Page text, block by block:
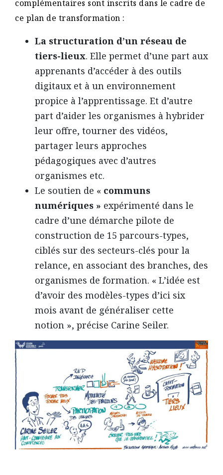
complémentaires sont inscrits dans le cadre de
ce plan de transformation :
La structuration d’un réseau de
tiers-lieux. Elle permet d’une part aux
apprenants d’accéder à des outils
digitaux et à un environnement
propice à l’apprentissage. Et d’autre
part d’aider les organismes à hybrider
leur offre, tourner des vidéos,
partager leurs approches
pédagogiques avec d’autres
organismes etc.
Le soutien de « communs
numériques » expérimenté dans le
cadre d’une démarche pilote de
construction de 15 parcours-types,
ciblés sur des secteurs-clés pour la
relance, en associant des branches, des
organismes de formation. « L’idée est
d’avoir des modèles-types d’ici six
mois avant de généraliser cette
notion », précise Carine Seiler.